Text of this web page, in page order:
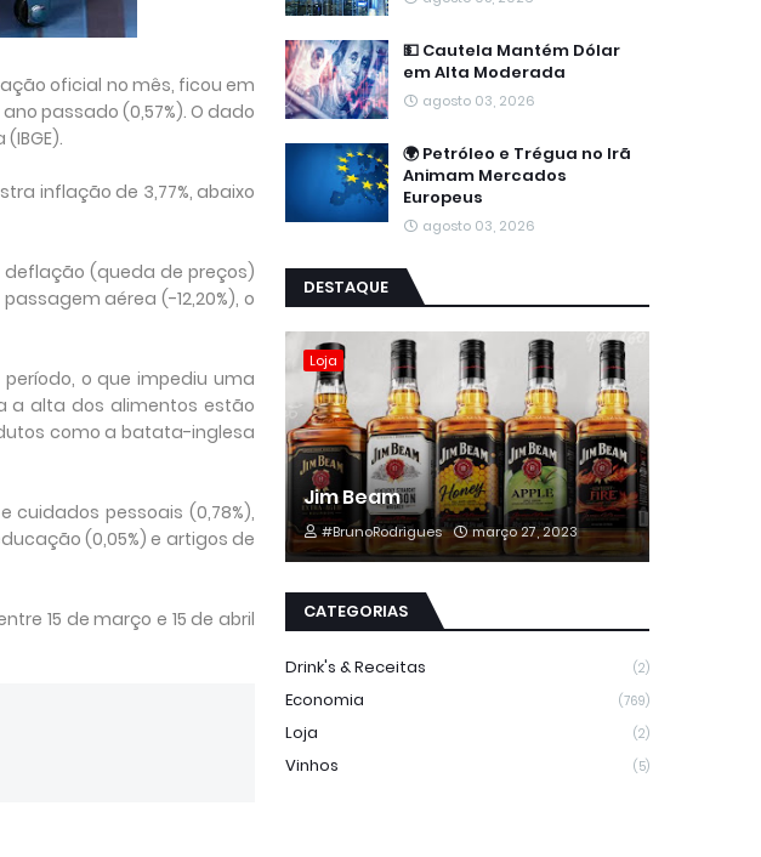
oficial no mês, ficou em
passado (0,57%). O dado
inflação de 3,77%, abaixo
(queda de preços)
aérea (-12,20%), o
o que impediu uma
a alta dos alimentos estão
como a batata-inglesa
pessoais (0,78%),
(0,05%) e artigos de
15 de março e 15 de abril
💵 Cautela Mantém Dólar
em Alta Moderada
agosto 03, 2026
🌍 Petróleo e Trégua no Irã
Animam Mercados
Europeus
agosto 03, 2026
DESTAQUE
Loja
Jim Beam
#BrunoRodrigues março 27, 2023
CATEGORIAS
Drink's & Receitas (2)
Economia (769)
Loja (2)
Vinhos (5)